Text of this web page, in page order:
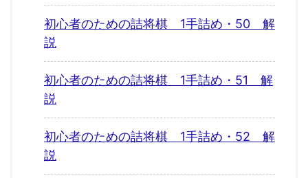
初心者のための詰将棋 1手詰め・50 解
説
初心者のための詰将棋 1手詰め・51 解
説
初心者のための詰将棋 1手詰め・52 解
説